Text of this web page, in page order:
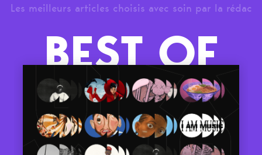
Les meilleurs articles choisis avec soin par la rédac
BEST OF